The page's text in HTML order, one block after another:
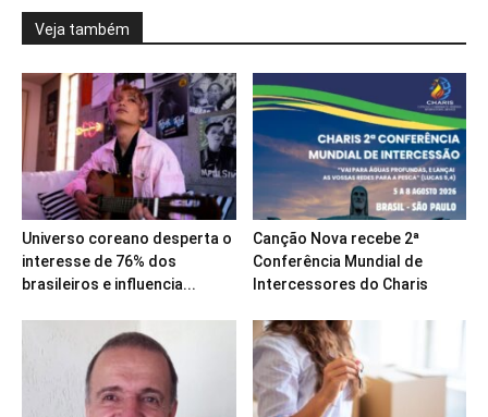
Veja também
Universo coreano desperta o
interesse de 76% dos
brasileiros e influencia...
Canção Nova recebe 2ª
Conferência Mundial de
Intercessores do Charis